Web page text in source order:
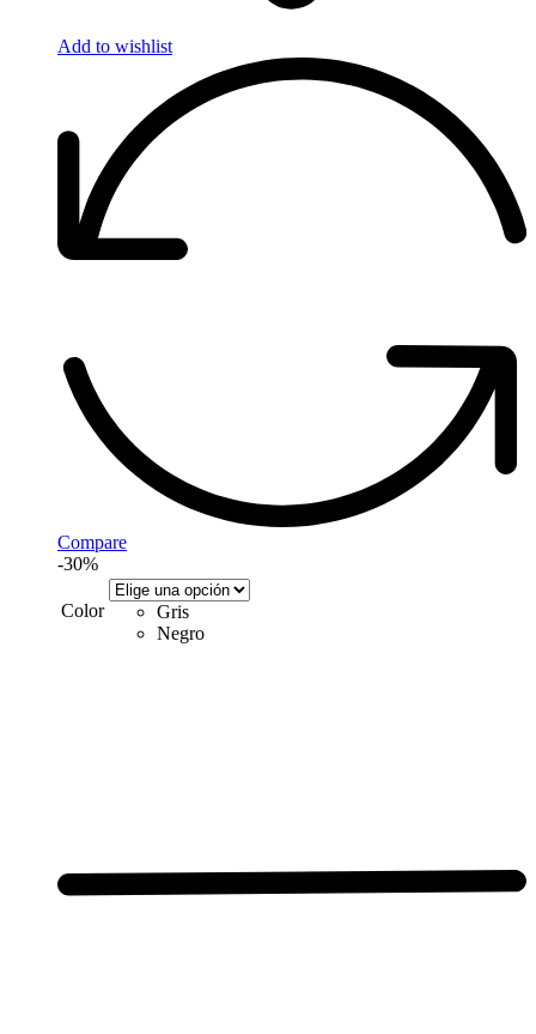
Add to wishlist
Compare
-30%
Color
Gris
Negro